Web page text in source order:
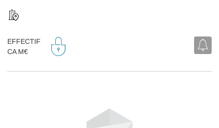
EFFECTIF
CA M€